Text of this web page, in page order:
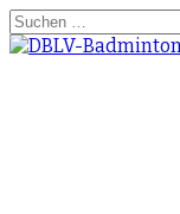
Springe
zum
Suchen
nach: